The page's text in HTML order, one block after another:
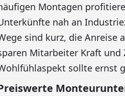
Montagen
nah an
sind kurz, die Anreise
Mitarbeiter Kraft und
sollte ernst